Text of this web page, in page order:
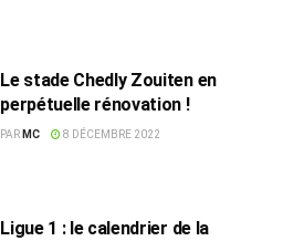
Le stade Chedly Zouiten en
perpétuelle rénovation !
PAR MC 8 DÉCEMBRE 2022
Ligue 1 : le calendrier de la